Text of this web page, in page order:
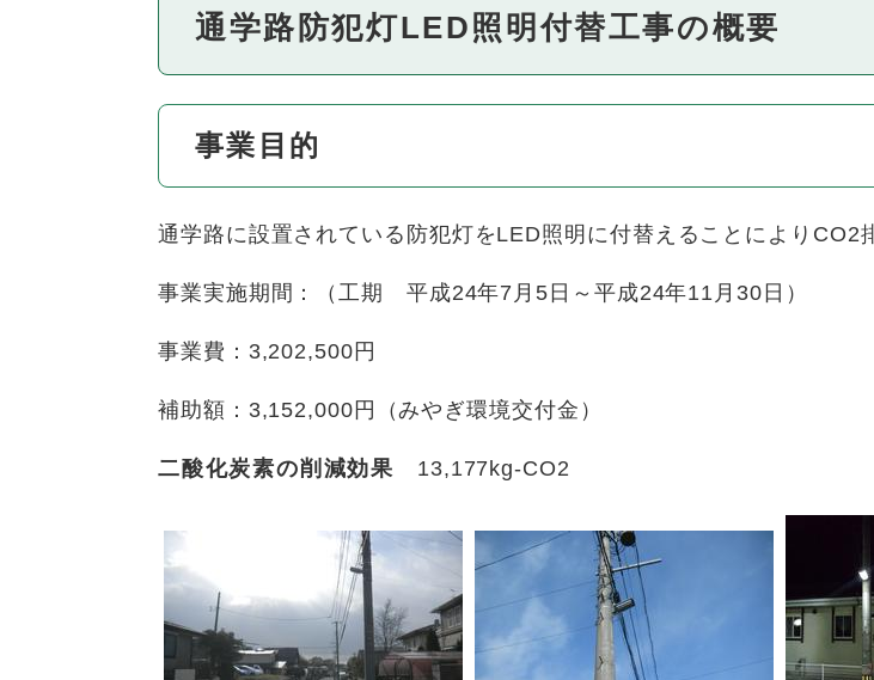
通学路防犯灯LED照明付替工事の概要
事業目的
通学路に設置されている防犯灯をLED照明に付替えることによりCO2
事業実施期間：（工期 平成24年7月5日～平成24年11月30日）
事業費：3,202,500円
補助額：3,152,000円（みやぎ環境交付金）
二酸化炭素の削減効果 13,177kg-CO2